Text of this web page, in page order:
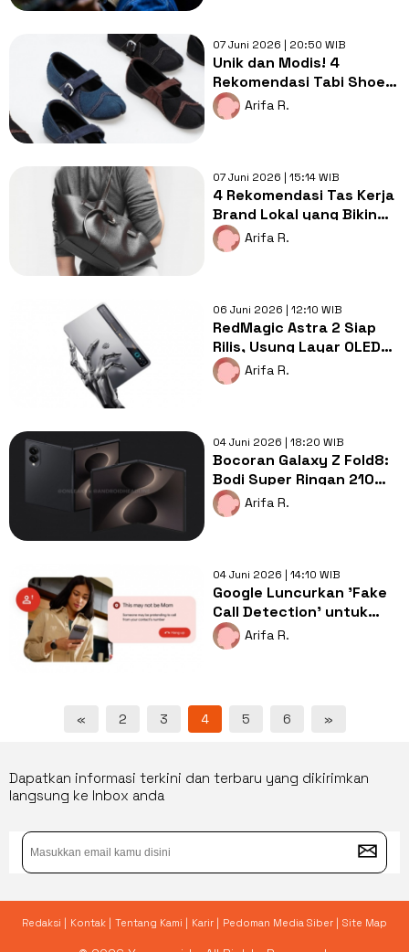
07 Juni 2026 | 20:50 WIB
Unik dan Modis! 4
Rekomendasi Tabi Shoes
Brand Lokal yang Wajib
Dilirik
Arifa R.
07 Juni 2026 | 15:14 WIB
4 Rekomendasi Tas Kerja
Brand Lokal yang Bikin
Gaya Ngantor Makin
Stylish
Arifa R.
06 Juni 2026 | 12:10 WIB
RedMagic Astra 2 Siap
Rilis, Usung Layar OLED
200Hz dan Snapdragon 8
Elite
Arifa R.
04 Juni 2026 | 18:20 WIB
Bocoran Galaxy Z Fold8:
Bodi Super Ringan 210
Gram dan Minim Lipatan
Layar
Arifa R.
04 Juni 2026 | 14:10 WIB
Google Luncurkan 'Fake
Call Detection' untuk
Deteksi Scam Kloning
Suara AI
Arifa R.
« 2 3 4 5 6 »
Dapatkan informasi terkini dan terbaru yang dikirimkan
langsung ke Inbox anda
Redaksi | Kontak | Tentang Kami | Karir | Pedoman Media Siber | Site Map